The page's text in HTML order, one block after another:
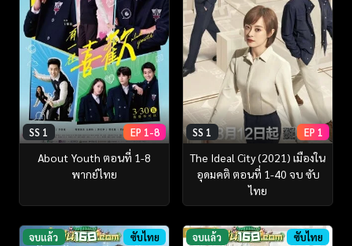
SS 1 EP 1-8
About Youth ตอนที่ 1-8
พากย์ไทย
SS 1 EP 1
The Ideal City (2021) เมืองใน
อุดมคติ ตอนที่ 1-40 จบ ซับ
ไทย
จบแล้ว ซับไทย จบแล้ว ซับไทย